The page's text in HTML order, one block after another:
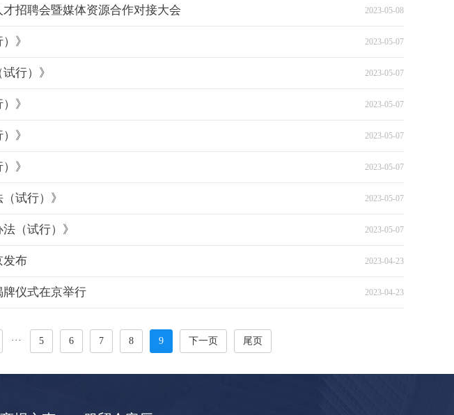
招聘会暨媒体资源合作对接大会 2023-05-08
》 2023-05-07
行）》 2023-05-07
》 2023-05-07
》 2023-05-07
》 2023-05-07
试行）》 2023-05-07
（试行）》 2023-05-07
发布 2023-04-23
仪式在京举行 2023-04-23
··· 5 6 7 8 9 下一页 尾页